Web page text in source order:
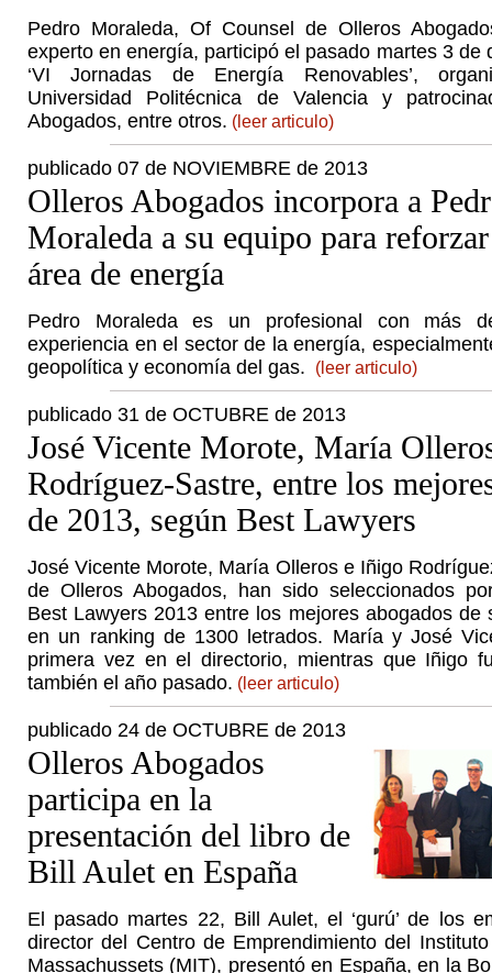
Pedro Moraleda, Of Counsel de Olleros
experto en energía, participó el pasado martes 3 de
‘VI Jornadas de Energía Renovables’,
Universidad Politécnica de Valencia y
Abogados, entre otros. (leer articulo)
publicado 07 de NOVIEMBRE de 2013
Olleros Abogados incorpora a
Moraleda a su equipo para
área de energía
Pedro Moraleda es un profesional con más
experiencia en el sector de la energía,
geopolítica y economía del gas.
(leer articulo)
publicado 31 de OCTUBRE de 2013
José Vicente Morote, María
Rodríguez-Sastre, entre los
de 2013, según Best Lawyers
José Vicente Morote, María Olleros e Iñigo
de Olleros Abogados, han sido seleccionados
Best Lawyers 2013 entre los mejores abogados de
en un ranking de 1300 letrados. María y José
primera vez en el directorio, mientras que Iñigo
también el año pasado. (leer articulo)
publicado 24 de OCTUBRE de 2013
Olleros Abogados
participa en la
presentación del libro de
Bill Aulet en España
El pasado martes 22, Bill Aulet, el ‘gurú’ de los
director del Centro de Emprendimiento del
Massachussets (MIT), presentó en España, en la